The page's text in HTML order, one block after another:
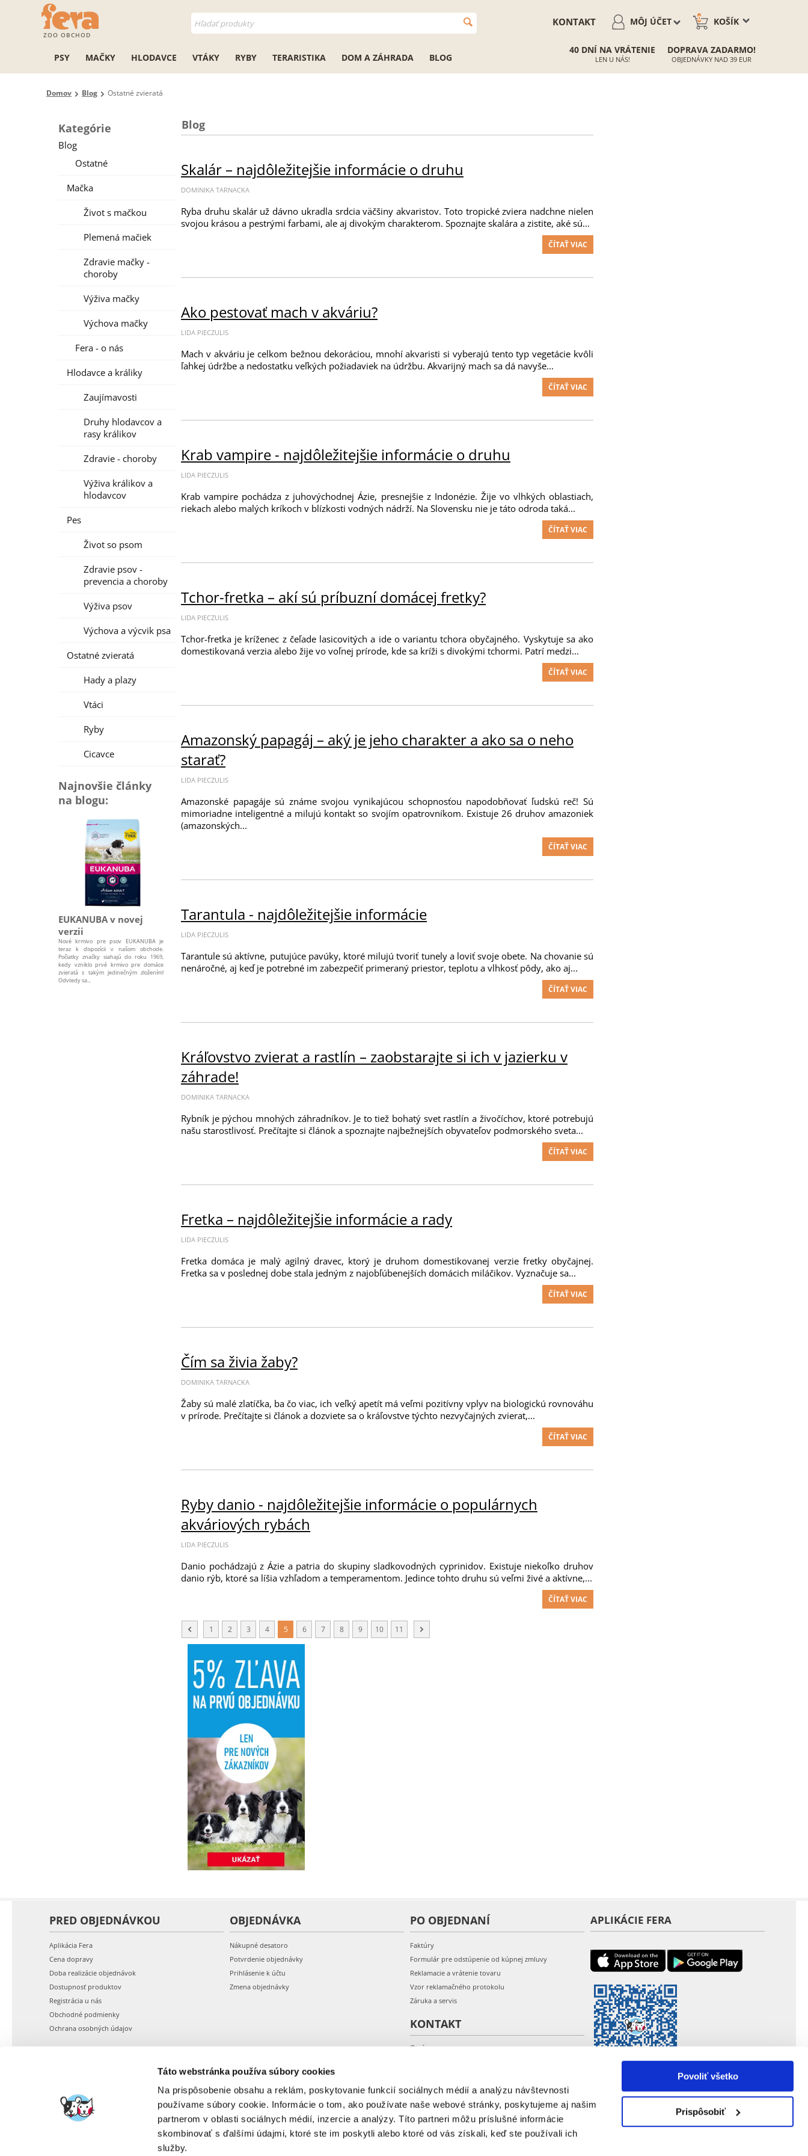
Táto webstránka používa súbory cookies
Na prispôsobenie obsahu a reklám, poskytovanie funkcií sociálnych médií a analýzu návštevnosti
používame súbory cookie. Informácie o tom, ako používate naše webové stránky, poskytujeme aj našim
partnerom v oblasti sociálnych médií, inzercie a analýzy. Títo partneri môžu príslušné informácie
skombinovať s ďalšími údajmi, ktoré ste im poskytli alebo ktoré od vás získali, keď ste používali ich
služby.
Povoliť všetko
Prispôsobiť
ZOO OBCHOD
KOŠÍK
0
MÔJ ÚČET
KONTAKT
PSY MAČKY HLODAVCE VTÁKY RYBY TERARISTIKA DOM A ZÁHRADA BLOG
40 DNÍ NA VRÁTENIE
LEN U NÁS!
DOPRAVA ZADARMO!
OBJEDNÁVKY NAD 39 EUR
Domov Blog Ostatné zvieratá
Kategórie
Blog
Ostatné
Mačka
Život s mačkou
Plemená mačiek
Zdravie mačky -
choroby
Výživa mačky
Výchova mačky
Fera - o nás
Hlodavce a králiky
Zaujímavosti
Druhy hlodavcov a
rasy králikov
Zdravie - choroby
Výživa králikov a
hlodavcov
Pes
Život so psom
Zdravie psov -
prevencia a choroby
Výživa psov
Výchova a výcvik psa
Ostatné zvieratá
Hady a plazy
Vtáci
Ryby
Cicavce
Najnovšie články
na blogu:
EUKANUBA v novej
verzii
Nové krmivo pre psov EUKANUBA je
teraz k dispozícii v našom obchode.
Počiatky značky siahajú do roku 1969,
kedy vzniklo prvé krmivo pre domáce
zvieratá s takým jedinečným zložením!
Odvtedy sa...
Blog
Skalár – najdôležitejšie informácie o druhu
DOMINIKA TARNACKA
Ryba druhu skalár už dávno ukradla srdcia väčšiny akvaristov. Toto tropické zviera nadchne nielen
svojou krásou a pestrými farbami, ale aj divokým charakterom. Spoznajte skalára a zistite, aké sú...
ČÍTAŤ VIAC
Ako pestovať mach v akváriu?
LIDA PIECZULIS
Mach v akváriu je celkom bežnou dekoráciou, mnohí akvaristi si vyberajú tento typ vegetácie kvôli
ľahkej údržbe a nedostatku veľkých požiadaviek na údržbu. Akvarijný mach sa dá navyše...
ČÍTAŤ VIAC
Krab vampire - najdôležitejšie informácie o druhu
LIDA PIECZULIS
Krab vampire pochádza z juhovýchodnej Ázie, presnejšie z Indonézie. Žije vo vlhkých oblastiach,
riekach alebo malých kríkoch v blízkosti vodných nádrží. Na Slovensku nie je táto odroda taká...
ČÍTAŤ VIAC
Tchor-fretka – akí sú príbuzní domácej fretky?
LIDA PIECZULIS
Tchor-fretka je kríženec z čeľade lasicovitých a ide o variantu tchora obyčajného. Vyskytuje sa ako
domestikovaná verzia alebo žije vo voľnej prírode, kde sa kríži s divokými tchormi. Patrí medzi...
ČÍTAŤ VIAC
Amazonský papagáj – aký je jeho charakter a ako sa o neho
starať?
LIDA PIECZULIS
Amazonské papagáje sú známe svojou vynikajúcou schopnosťou napodobňovať ľudskú reč! Sú
mimoriadne inteligentné a milujú kontakt so svojím opatrovníkom. Existuje 26 druhov amazoniek
(amazonských...
ČÍTAŤ VIAC
Tarantula - najdôležitejšie informácie
LIDA PIECZULIS
Tarantule sú aktívne, putujúce pavúky, ktoré milujú tvoriť tunely a loviť svoje obete. Na chovanie sú
nenáročné, aj keď je potrebné im zabezpečiť primeraný priestor, teplotu a vlhkosť pôdy, ako aj...
ČÍTAŤ VIAC
Kráľovstvo zvierat a rastlín – zaobstarajte si ich v jazierku v
záhrade!
DOMINIKA TARNACKA
Rybník je pýchou mnohých záhradníkov. Je to tiež bohatý svet rastlín a živočíchov, ktoré potrebujú
našu starostlivosť. Prečítajte si článok a spoznajte najbežnejších obyvateľov podmorského sveta...
ČÍTAŤ VIAC
Fretka – najdôležitejšie informácie a rady
LIDA PIECZULIS
Fretka domáca je malý agilný dravec, ktorý je druhom domestikovanej verzie fretky obyčajnej.
Fretka sa v poslednej dobe stala jedným z najobľúbenejších domácich miláčikov. Vyznačuje sa...
ČÍTAŤ VIAC
Čím sa živia žaby?
DOMINIKA TARNACKA
Žaby sú malé zlatíčka, ba čo viac, ich veľký apetít má veľmi pozitívny vplyv na biologickú rovnováhu
v prírode. Prečítajte si článok a dozviete sa o kráľovstve týchto nezvyčajných zvierat,...
ČÍTAŤ VIAC
Ryby danio - najdôležitejšie informácie o populárnych
akváriových rybách
LIDA PIECZULIS
Danio pochádzajú z Ázie a patria do skupiny sladkovodných cyprinidov. Existuje niekoľko druhov
danio rýb, ktoré sa líšia vzhľadom a temperamentom. Jedince tohto druhu sú veľmi živé a aktívne,...
ČÍTAŤ VIAC
1 2 3 4 5 6 7 8 9 10 11
PRED OBJEDNÁVKOU
Aplikácia Fera
Cena dopravy
Doba realizácie objednávok
Dostupnosť produktov
Registrácia u nás
Obchodné podmienky
Ochrana osobných údajov
OBJEDNÁVKA
Nákupné desatoro
Potvrdenie objednávky
Prihlásenie k účtu
Zmena objednávky
PO OBJEDNANÍ
Faktúry
Formulár pre odstúpenie od kúpnej zmluvy
Reklamacie a vrátenie tovaru
Vzor reklamačného protokolu
Záruka a servis
KONTAKT
O nás
APLIKÁCIE FERA